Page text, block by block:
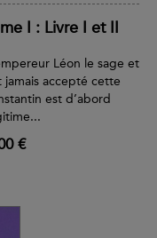
I : Livre I et II
Léon le sage et
jamais accepté cette
est d’abord
€